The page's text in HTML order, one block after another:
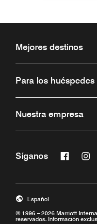
Mejores destinos
Para los huéspedes
Nuestra empresa
Síganos
Abre
© 1996 – 2026 Marriott
reservados. Información
Español